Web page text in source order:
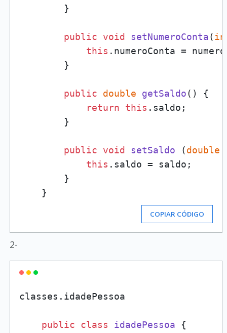
        }
public void setNumeroConta(
this .numeroConta =
        }
public double getSaldo()
{
return
this .saldo;
        }
public void setSaldo (double
this .saldo = saldo;
        }
COPIAR CÓDIGO
2-
classes. idadePessoa
public class idadePessoa {